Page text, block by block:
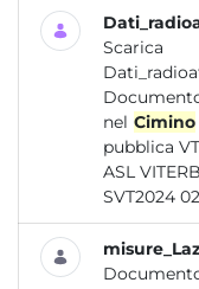
Scarica
nel Cimino
pubblica
ASL VITERBO RR
SVT2024